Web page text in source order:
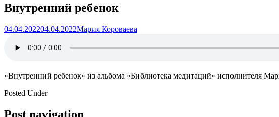
Внутренний ребенок
04.04.202204.04.2022Мария Короваева
«Внутренний ребенок» из альбома «Библиотека медитаций» исполнителя
Posted Under
Post navigation